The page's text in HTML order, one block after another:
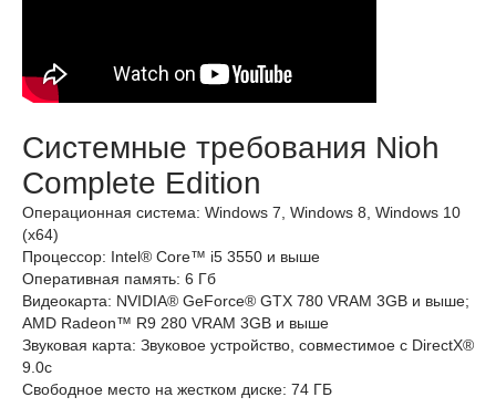
Системные требования Nioh
Complete Edition
Операционная система: Windows 7, Windows 8, Windows 10
(x64)
Процессор: Intel® Core™ i5 3550 и выше
Оперативная память: 6 Гб
Видеокарта: NVIDIA® GeForce® GTX 780 VRAM 3GB и выше;
AMD Radeon™ R9 280 VRAM 3GB и выше
Звуковая карта: Звуковое устройство, совместимое с DirectX®
9.0с
Свободное место на жестком диске: 74 ГБ